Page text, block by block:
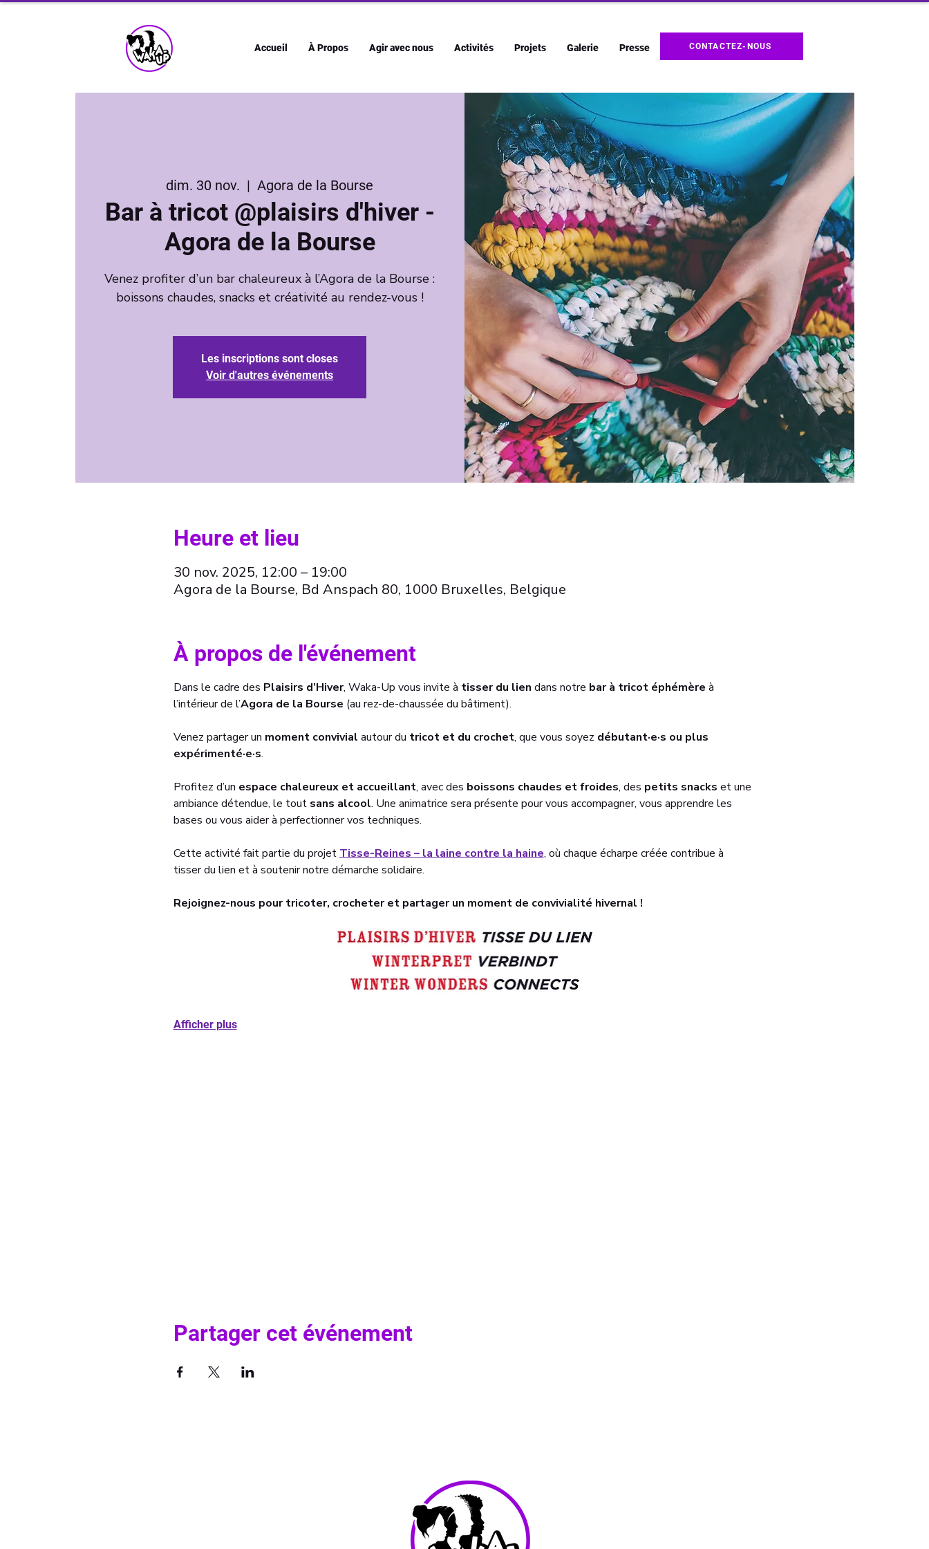
Accueil À Propos Agir avec nous Activités Projets Galerie Presse CONTACTEZ-NOUS
dim. 30 nov.
  |
Agora de la Bourse
Bar à tricot @plaisirs d'hiver -
Agora de la Bourse
Venez profiter d’un bar chaleureux à l’Agora de la Bourse :
boissons chaudes, snacks et créativité au rendez-vous !
Les inscriptions sont closes
Voir d'autres événements
Heure et lieu
30 nov. 2025, 12:00 – 19:00
Agora de la Bourse, Bd Anspach 80, 1000 Bruxelles, Belgique
À propos de l'événement
Dans le cadre des Plaisirs d’Hiver, Waka-Up vous invite à tisser du lien dans notre bar à tricot éphémère à
l’intérieur de l’Agora de la Bourse (au rez-de-chaussée du bâtiment).
Venez partager un moment convivial autour du tricot et du crochet, que vous soyez débutant·e·s ou plus
expérimenté·e·s.
Profitez d’un espace chaleureux et accueillant, avec des boissons chaudes et froides, des petits snacks et une
ambiance détendue, le tout sans alcool. Une animatrice sera présente pour vous accompagner, vous apprendre les
bases ou vous aider à perfectionner vos techniques.
Cette activité fait partie du projet Tisse-Reines – la laine contre la haine, où chaque écharpe créée contribue à
tisser du lien et à soutenir notre démarche solidaire.
Rejoignez-nous pour tricoter, crocheter et partager un moment de convivialité hivernal !
Afficher plus
Partager cet événement